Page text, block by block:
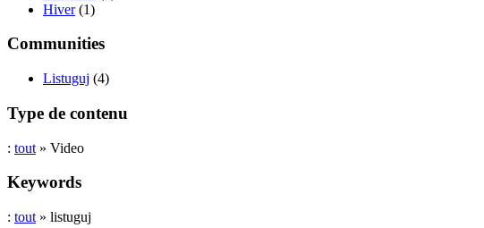
Hiver(1)
Communities
Listuguj (4)
Type de contenu
: tout » Video
Keywords
: tout » listuguj